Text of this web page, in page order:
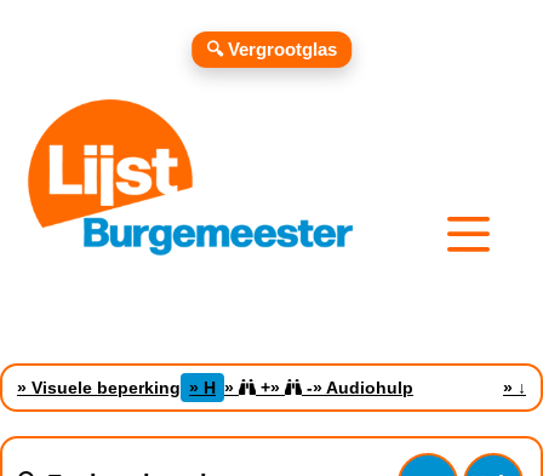
» Visuele beperking » H » +» -» Audiohulp » ↓
🔍 Vergrootglas